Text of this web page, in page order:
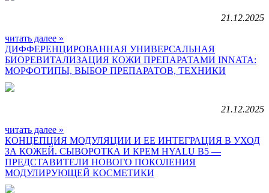
21.12.2025
читать далее »
ДИФФЕРЕНЦИРОВАННАЯ УНИВЕРСАЛЬНАЯ
БИОРЕВИТАЛИЗАЦИЯ КОЖИ ПРЕПАРАТАМИ INNATA:
МОРФОТИПЫ, ВЫБОР ПРЕПАРАТОВ, ТЕХНИКИ
21.12.2025
читать далее »
КОНЦЕПЦИЯ МОДУЛЯЦИИ И ЕЕ ИНТЕГРАЦИЯ В УХОД
ЗА КОЖЕЙ. СЫВОРОТКА И КРЕМ HYALU B5 —
ПРЕДСТАВИТЕЛИ НОВОГО ПОКОЛЕНИЯ
МОДУЛИРУЮЩЕЙ КОСМЕТИКИ